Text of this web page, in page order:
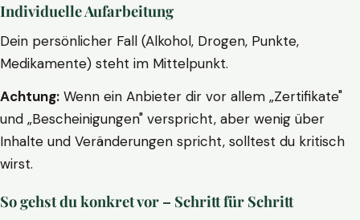
Individuelle Aufarbeitung
Dein persönlicher Fall (Alkohol, Drogen, Punkte,
Medikamente) steht im Mittelpunkt.
Achtung: Wenn ein Anbieter dir vor allem „Zertifikate"
und „Bescheinigungen" verspricht, aber wenig über
Inhalte und Veränderungen spricht, solltest du kritisch
wirst.
So gehst du konkret vor – Schritt für Schritt